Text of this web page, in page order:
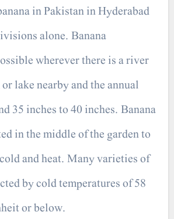
in Pakistan in Hyderabad
alone. Banana
wherever there is a river
lake nearby and the annual
35 inches to 40 inches. Banana
in the middle of the garden to
and heat. Many varieties of
by cold temperatures of 58
or below.